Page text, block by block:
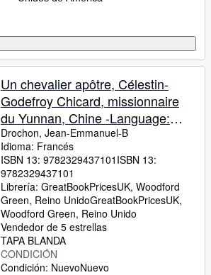
Un chevalier apôtre, Célestin-
Godefroy Chicard, missionnaire
du Yunnan, Chine -Language:
french
Drochon, Jean-Emmanuel-B
Idioma: Francés
ISBN 13: 9782329437101 ISBN 13:
9782329437101
Librería: GreatBookPricesUK, Woodford
Green, Reino UnidoGreatBookPricesUK,
Woodford Green, Reino Unido
Vendedor de 5 estrellas
TAPA BLANDA
CONDICIÓN
Condición: NuevoNuevo